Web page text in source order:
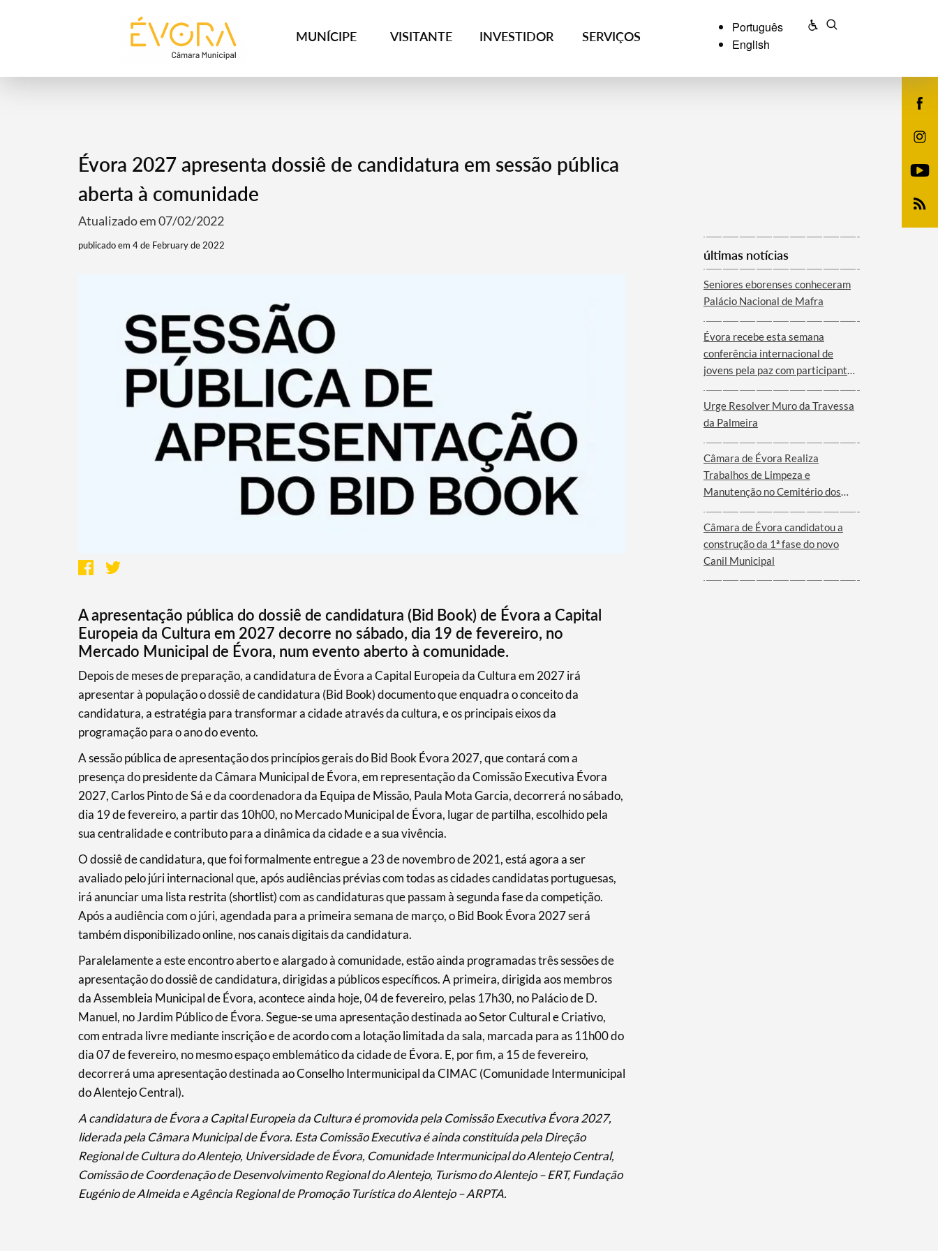
MUNÍCIPE VISITANTE INVESTIDOR SERVIÇOS
Português
English
Termo de Pesquisa
Categorias gerais
Filtros
Évora 2027 apresenta dossiê de candidatura em sessão pública
aberta à comunidade
Atualizado em 07/02/2022
publicado em 4 de February de 2022
A apresentação pública do dossiê de candidatura (Bid Book) de Évora a Capital
Europeia da Cultura em 2027 decorre no sábado, dia 19 de fevereiro, no
Mercado Municipal de Évora, num evento aberto à comunidade.
Depois de meses de preparação, a candidatura de Évora a Capital Europeia da Cultura em 2027 irá
apresentar à população o dossiê de candidatura (Bid Book) documento que enquadra o conceito da
candidatura, a estratégia para transformar a cidade através da cultura, e os principais eixos da
programação para o ano do evento.
A sessão pública de apresentação dos princípios gerais do Bid Book Évora 2027, que contará com a
presença do presidente da Câmara Municipal de Évora, em representação da Comissão Executiva Évora
2027, Carlos Pinto de Sá e da coordenadora da Equipa de Missão, Paula Mota Garcia, decorrerá no sábado,
dia 19 de fevereiro, a partir das 10h00, no Mercado Municipal de Évora, lugar de partilha, escolhido pela
sua centralidade e contributo para a dinâmica da cidade e a sua vivência.
O dossiê de candidatura, que foi formalmente entregue a 23 de novembro de 2021, está agora a ser
avaliado pelo júri internacional que, após audiências prévias com todas as cidades candidatas portuguesas,
irá anunciar uma lista restrita (shortlist) com as candidaturas que passam à segunda fase da competição.
Após a audiência com o júri, agendada para a primeira semana de março, o Bid Book Évora 2027 será
também disponibilizado online, nos canais digitais da candidatura.
Paralelamente a este encontro aberto e alargado à comunidade, estão ainda programadas três sessões de
apresentação do dossiê de candidatura, dirigidas a públicos específicos. A primeira, dirigida aos membros
da Assembleia Municipal de Évora, acontece ainda hoje, 04 de fevereiro, pelas 17h30, no Palácio de D.
Manuel, no Jardim Público de Évora. Segue-se uma apresentação destinada ao Setor Cultural e Criativo,
com entrada livre mediante inscrição e de acordo com a lotação limitada da sala, marcada para as 11h00 do
dia 07 de fevereiro, no mesmo espaço emblemático da cidade de Évora. E, por fim, a 15 de fevereiro,
decorrerá uma apresentação destinada ao Conselho Intermunicipal da CIMAC (Comunidade Intermunicipal
do Alentejo Central).
A candidatura de Évora a Capital Europeia da Cultura é promovida pela Comissão Executiva Évora 2027,
liderada pela Câmara Municipal de Évora. Esta Comissão Executiva é ainda constituída pela Direção
Regional de Cultura do Alentejo, Universidade de Évora, Comunidade Intermunicipal do Alentejo Central,
Comissão de Coordenação de Desenvolvimento Regional do Alentejo, Turismo do Alentejo – ERT, Fundação
Eugénio de Almeida e Agência Regional de Promoção Turística do Alentejo – ARPTA.
últimas notícias
Seniores eborenses conheceram
Palácio Nacional de Mafra
Évora recebe esta semana
conferência internacional de
jovens pela paz com participantes
Urge Resolver Muro da Travessa
da Palmeira
Câmara de Évora Realiza
Trabalhos de Limpeza e
Manutenção no Cemitério dos
Câmara de Évora candidatou a
construção da 1ª fase do novo
Canil Municipal